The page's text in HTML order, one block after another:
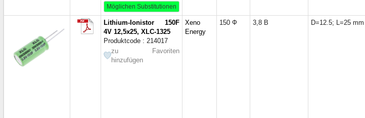
D=6.3; L=13 mm(1)
D=8 mm; L=13.5 mm
Möglichen Substitutionen
Lithium-Ionistor 150F
4V 12,5x25, XLC-1325
Produktcode : 214017
zu Favoriten
hinzufügen
Xeno
Energy
150 Ф 3,8 В D=12.5; L=25 mm